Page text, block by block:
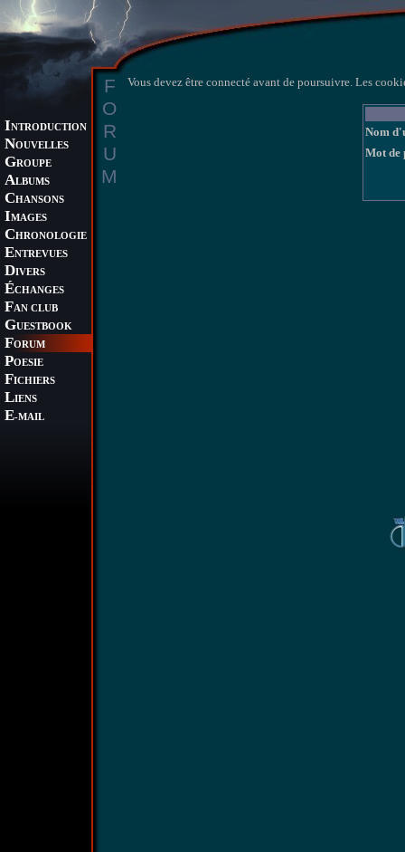
INTRODUCTION
NOUVELLES
GROUPE
ALBUMS
CHANSONS
IMAGES
CHRONOLOGIE
ENTREVUES
DIVERS
ÉCHANGES
FAN CLUB
GUESTBOOK
FORUM
POESIE
FICHIERS
LIENS
E-MAIL
F
O
R
U
M
Vous devez être connecté avant de poursuivre. Les
Nom
Mot de